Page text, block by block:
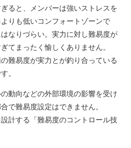
ると、メンバーは強いストレスを
りも低いコンフォートゾーンで
なりづらい。実力に対し難易度が
てまったく愉しくありません。
難易度が実力とが釣り合っている
。
動向などの外部環境の影響を受け
で難易度設定はできません。
計する「難易度のコントロール技